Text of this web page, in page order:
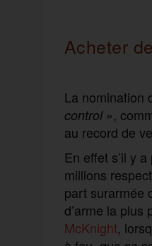
Acheter
La nomination
control»,
au record de
En effet s’il y
millions
part surarmée
d’arme la plus
McKnight,